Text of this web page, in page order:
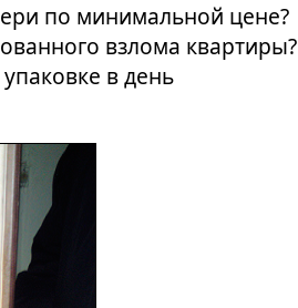
по минимальной цене?
взлома квартиры?
в день